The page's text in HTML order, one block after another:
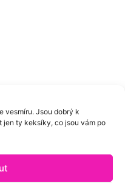
vesmíru. Jsou dobrý k
ty keksíky, co jsou vám po